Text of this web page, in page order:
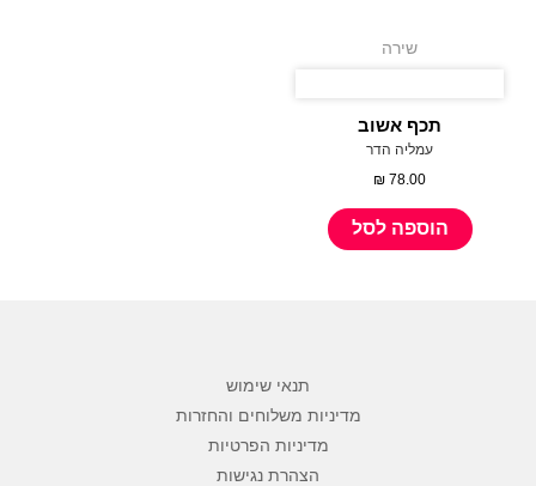
שירה
תכף אשוב
78.00
₪
עמליה הדר
הוספה לסל
תנאי שימוש
מדיניות משלוחים והחזרות
מדיניות הפרטיות
הצהרת נגישות